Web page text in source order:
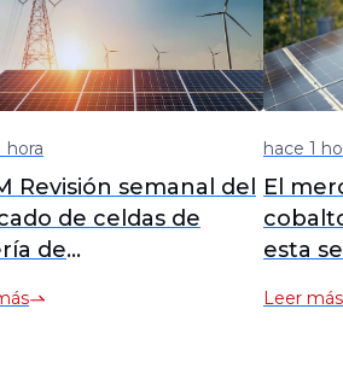
hora
Revisión semanal del
de celdas de
de
8.06] Los precios
hace 1
El
esta
Leer más